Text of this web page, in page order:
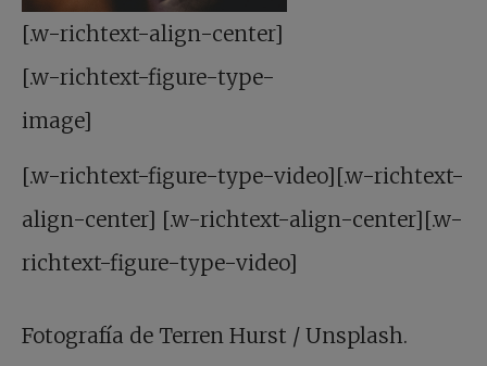
[.w-richtext-align-center]
[.w-richtext-figure-type-
image]
[.w-richtext-figure-type-video][.w-richtext-
align-center] [.w-richtext-align-center][.w-
richtext-figure-type-video]
Fotografía de Terren Hurst / Unsplash.